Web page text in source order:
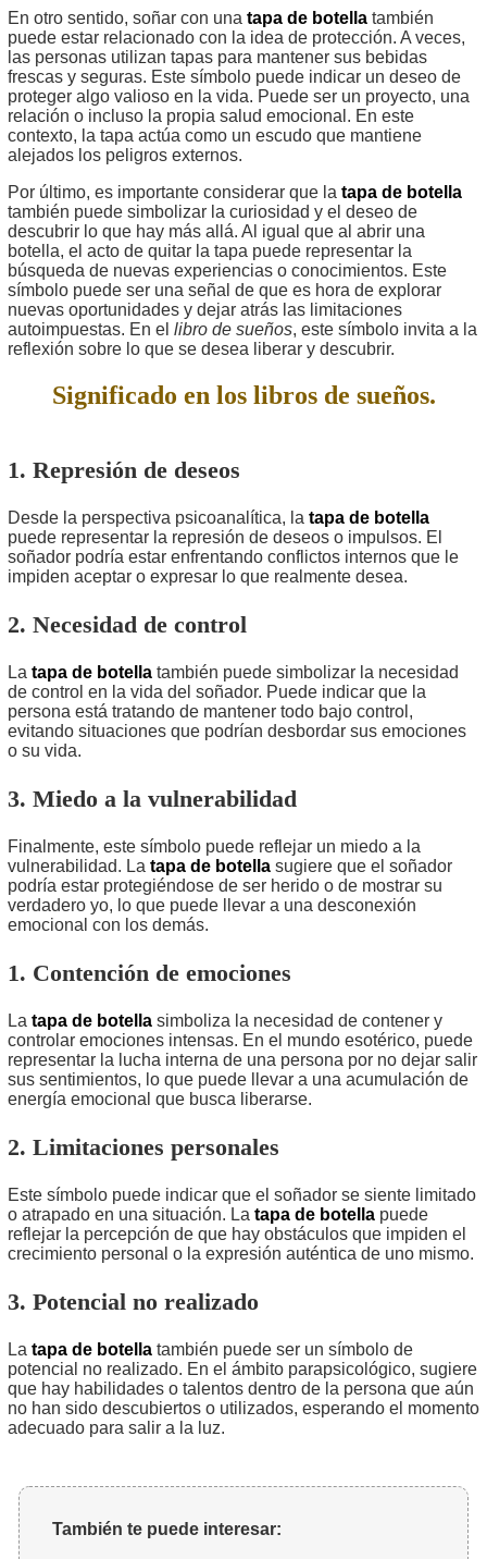
En otro sentido, soñar con una tapa de botella también
puede estar relacionado con la idea de protección. A veces,
las personas utilizan tapas para mantener sus bebidas
frescas y seguras. Este símbolo puede indicar un deseo de
proteger algo valioso en la vida. Puede ser un proyecto, una
relación o incluso la propia salud emocional. En este
contexto, la tapa actúa como un escudo que mantiene
alejados los peligros externos.
Por último, es importante considerar que la tapa de botella
también puede simbolizar la curiosidad y el deseo de
descubrir lo que hay más allá. Al igual que al abrir una
botella, el acto de quitar la tapa puede representar la
búsqueda de nuevas experiencias o conocimientos. Este
símbolo puede ser una señal de que es hora de explorar
nuevas oportunidades y dejar atrás las limitaciones
autoimpuestas. En el libro de sueños, este símbolo invita a la
reflexión sobre lo que se desea liberar y descubrir.
Significado en los libros de sueños.
1. Represión de deseos
Desde la perspectiva psicoanalítica, la tapa de botella
puede representar la represión de deseos o impulsos. El
soñador podría estar enfrentando conflictos internos que le
impiden aceptar o expresar lo que realmente desea.
2. Necesidad de control
La tapa de botella también puede simbolizar la necesidad
de control en la vida del soñador. Puede indicar que la
persona está tratando de mantener todo bajo control,
evitando situaciones que podrían desbordar sus emociones
o su vida.
3. Miedo a la vulnerabilidad
Finalmente, este símbolo puede reflejar un miedo a la
vulnerabilidad. La tapa de botella sugiere que el soñador
podría estar protegiéndose de ser herido o de mostrar su
verdadero yo, lo que puede llevar a una desconexión
emocional con los demás.
1. Contención de emociones
La tapa de botella simboliza la necesidad de contener y
controlar emociones intensas. En el mundo esotérico, puede
representar la lucha interna de una persona por no dejar salir
sus sentimientos, lo que puede llevar a una acumulación de
energía emocional que busca liberarse.
2. Limitaciones personales
Este símbolo puede indicar que el soñador se siente limitado
o atrapado en una situación. La tapa de botella puede
reflejar la percepción de que hay obstáculos que impiden el
crecimiento personal o la expresión auténtica de uno mismo.
3. Potencial no realizado
La tapa de botella también puede ser un símbolo de
potencial no realizado. En el ámbito parapsicológico, sugiere
que hay habilidades o talentos dentro de la persona que aún
no han sido descubiertos o utilizados, esperando el momento
adecuado para salir a la luz.
También te puede interesar: